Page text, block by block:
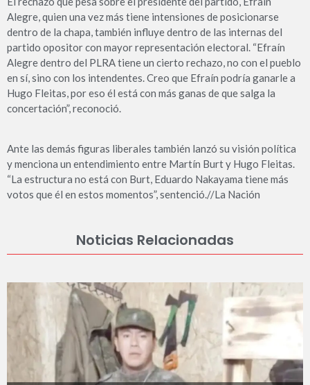
Alegre, quien una vez más tiene intensiones de posicionarse
dentro de la chapa, también influye dentro de las internas del
partido opositor con mayor representación electoral. “Efraín
Alegre dentro del PLRA tiene un cierto rechazo, no con el pueblo
en sí, sino con los intendentes. Creo que Efraín podría ganarle a
Hugo Fleitas, por eso él está con más ganas de que salga la
concertación”, reconoció.
Ante las demás figuras liberales también lanzó su visión política
y menciona un entendimiento entre Martín Burt y Hugo Fleitas.
“La estructura no está con Burt, Eduardo Nakayama tiene más
votos que él en estos momentos”, sentenció.//La Nación
Noticias Relacionadas